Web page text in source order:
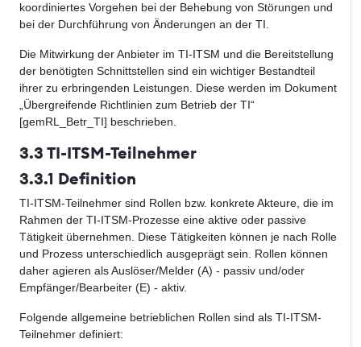
koordiniertes Vorgehen bei der Behebung von Störungen und
bei der Durchführung von Änderungen an der TI.
Die Mitwirkung der Anbieter im TI-ITSM und die Bereitstellung
der benötigten Schnittstellen sind ein wichtiger Bestandteil
ihrer zu erbringenden Leistungen. Diese werden im Dokument
„Übergreifende Richtlinien zum Betrieb der TI“
[gemRL_Betr_TI] beschrieben.
3.3 TI-ITSM-Teilnehmer
3.3.1 Definition
TI-ITSM-Teilnehmer sind Rollen bzw. konkrete Akteure, die im
Rahmen der TI-ITSM-Prozesse eine aktive oder passive
Tätigkeit übernehmen. Diese Tätigkeiten können je nach Rolle
und Prozess unterschiedlich ausgeprägt sein. Rollen können
daher agieren als Auslöser/Melder (A) - passiv und/oder
Empfänger/Bearbeiter (E) - aktiv.
Folgende allgemeine betrieblichen Rollen sind als TI-ITSM-
Teilnehmer definiert: